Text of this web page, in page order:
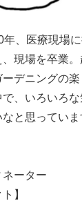
、医療現場
現場を卒業
デニングの
、いろいろ
と思っていま
ネーター
】